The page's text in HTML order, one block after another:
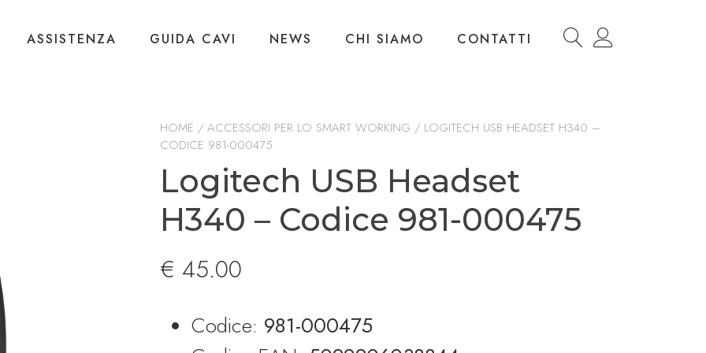
ASSISTENZA GUIDA CAVI NEWS CHI SIAMO CONTATTI
HOME / ACCESSORI PER LO SMART WORKING / LOGITECH USB HEADSET H340 –
CODICE 981-000475
Logitech USB Headset
H340 – Codice 981-000475
€ 45.00
Codice: 981-000475